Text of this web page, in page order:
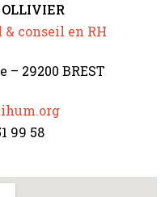
conseil en RH
– 29200 BREST
99 58